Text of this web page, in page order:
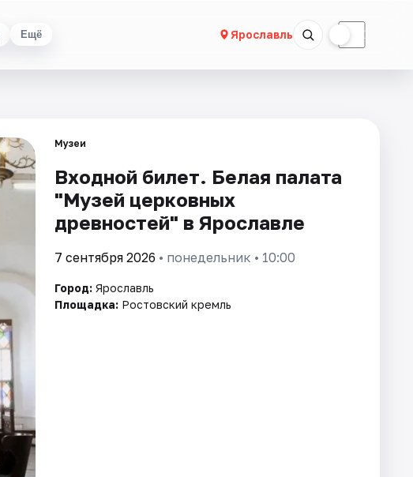
Ещё Ярославль ☾
Музеи
Входной билет. Белая палата
"Музей церковных
древностей" в Ярославле
7 сентября 2026 • понедельник • 10:00
Город: Ярославль
Площадка: Ростовский кремль